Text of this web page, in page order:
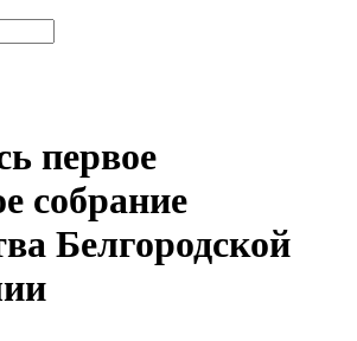
первое
собрание
Белгородской